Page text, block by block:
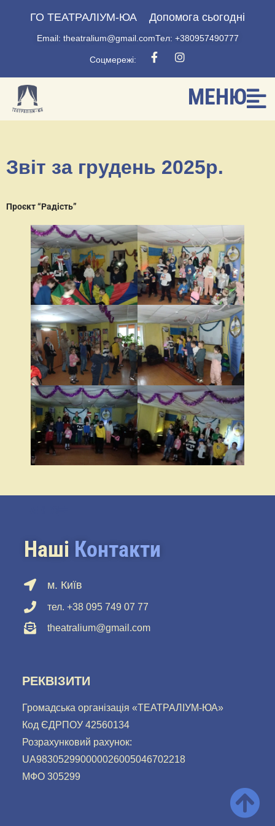
ГО ТЕАТРАЛІУМ-ЮА Допомога сьогодні
Email: theatralium@gmail.comТел: +380957490777
Соцмережі:
МЕНЮ
Звіт за грудень 2025р.
Проєкт “Радість”
Наші Контакти
м. Київ
тел. +38 095 749 07 77
theatralium@gmail.com
РЕКВІЗИТИ
Громадська організація «ТЕАТРАЛІУМ-ЮА»
Код ЄДРПОУ 42560134
Розрахунковий рахунок:
UA983052990000026005046702218
МФО 305299